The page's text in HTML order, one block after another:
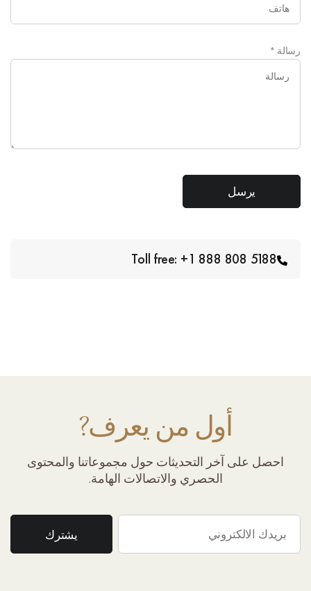
رسالة *
Toll free: +1 888 808 5188
أول من يعرف?
احصل على آخر التحديثات حول مجموعاتنا والمحتوى
الحصري والاتصالات الهامة.